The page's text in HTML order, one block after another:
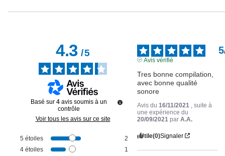
4.3/5
Basé sur 4 avis soumis à un
contrôle
Voir tous les avis sur ce site
5 étoiles
2
4 étoiles
1
5
Avis vérifié
Tres bonne compilation,
avec bonne qualité
sonore
Avis du 16/11/2021
, suite à
une expérience du
20/09/2021 parA.A.
Utile(0)Signaler